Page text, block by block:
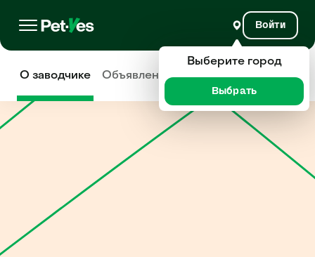
Войти
О заводчике Объявления Отзывы
Выберите город
Выбрать